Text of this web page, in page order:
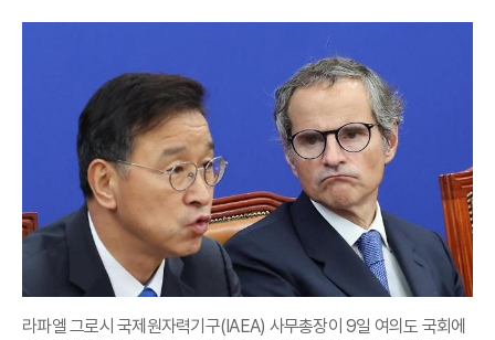
라파엘 그로시 국제원자력기구(IAEA) 사무총장이 9일 여의도 국회에